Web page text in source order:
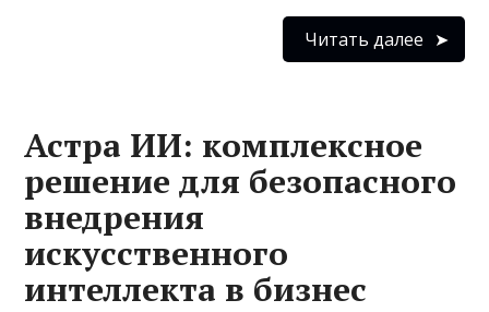
Читать далее
Астра ИИ: комплексное
решение для безопасного
внедрения
искусственного
интеллекта в бизнес